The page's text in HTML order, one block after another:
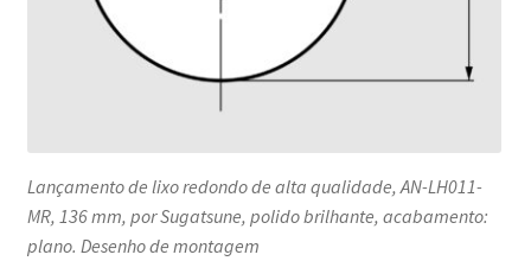
Lançamento de lixo redondo de alta qualidade, AN-LH011-
MR, 136 mm, por Sugatsune, polido brilhante, acabamento:
plano. Desenho de montagem